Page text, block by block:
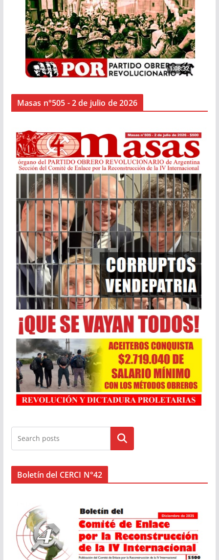
Masas n°505 - 2 de julio de 2026
Buscar
Boletín del CERCI N°42